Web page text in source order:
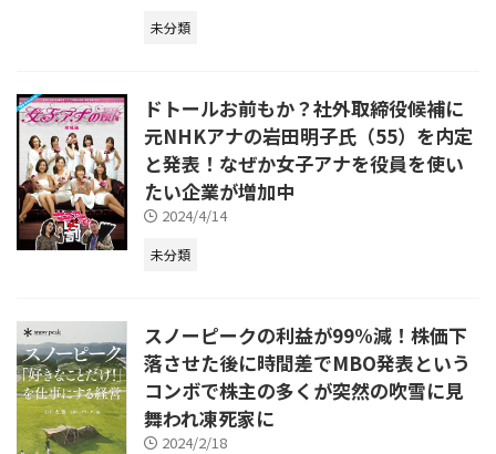
未分類
ドトールお前もか？社外取締役候補に
元NHKアナの岩田明子氏（55）を内定
と発表！なぜか女子アナを役員を使い
たい企業が増加中
2024/4/14
未分類
スノーピークの利益が99%減！株価下
落させた後に時間差でMBO発表という
コンボで株主の多くが突然の吹雪に見
舞われ凍死家に
2024/2/18